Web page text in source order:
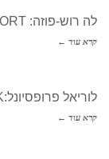
לה רוש-פוזה: ANTHELIOS UVSPORT
קרא עוד ←
לוריאל פרופסיונל:KERATIN ALPHA SLEEK
קרא עוד ←